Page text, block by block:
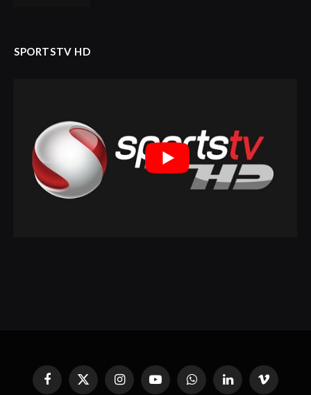
SPORTSTV HD
Facebook
X
InstagramYouTubeWhatsAppLinkedin'deVimeo